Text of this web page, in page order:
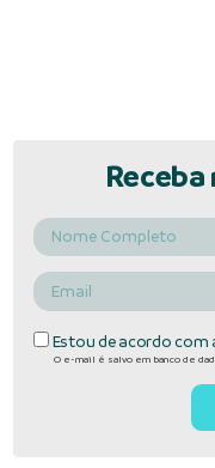
Estou de acordo com
O e-mail é salvo em banco de